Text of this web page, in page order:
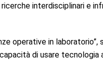
interdisciplinari e
operative in laboratorio”,
di usare tecnologia